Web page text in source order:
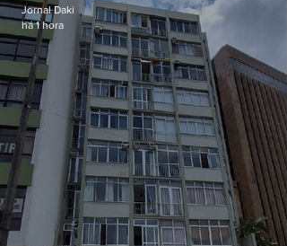
Jornal Daki
há 1 hora